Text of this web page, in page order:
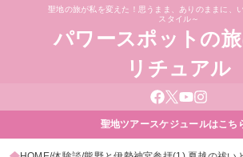
聖地の旅が私を変えた！思うまま、ありのままに、
スタイル～
パワースポットの
リチュアル
聖地ツアースケジュールはこち